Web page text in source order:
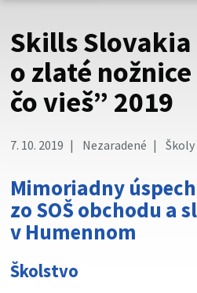
Táto stránka je zabezpečená
Buďte pozorní a vždy sa uistite,
cez zabezpečenú webovú
Skills Slovakia
o zlaté
čo vieš” 2019
7. 10. 2019 Nezaradené
Mimoriadny
zo SOŠ obchodu a
v Humennom
Školstvo